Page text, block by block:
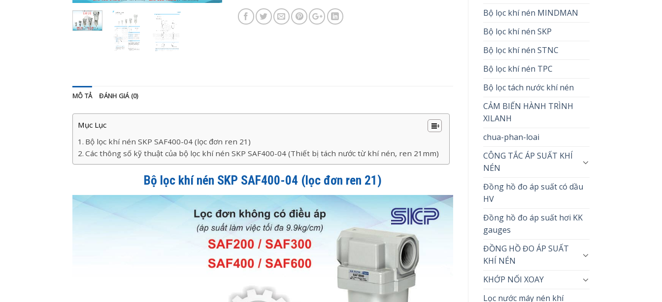
MÔ TẢ ĐÁNH GIÁ (0)
Mục Lục
Bộ lọc khí nén SKP SAF400-04 (lọc đơn ren 21)
Các thông số kỹ thuật của bộ lọc khí nén SKP SAF400-04 (Thiết bị tách nước từ khí nén, ren 21mm)
Bộ lọc khí nén SKP SAF400-04 (lọc đơn ren 21)
Bộ lọc khí nén MINDMAN
Bộ lọc khí nén SKP
Bộ lọc khí nén STNC
Bộ lọc khí nén TPC
Bộ lọc tách nước khí nén
CẢM BIẾN HÀNH TRÌNH
XILANH
chua-phan-loai
CÔNG TẮC ÁP SUẤT KHÍ
NÉN
Đồng hồ đo áp suất có dầu
HV
Đồng hồ đo áp suất hơi KK
gauges
ĐỒNG HỒ ĐO ÁP SUẤT
KHÍ NÉN
KHỚP NỐI XOAY
Lọc nước máy nén khí